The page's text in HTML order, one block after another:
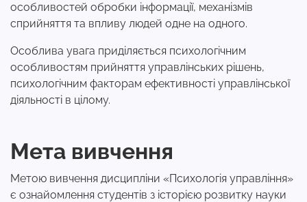
особливостей обробки інформації, механізмів
сприйняття та впливу людей одне на одного.
Особлива увага приділяється психологічним
особливостям прийняття управлінських рішень,
психологічним факторам ефективності управлінської
діяльності в цілому.
Мета вивчення
Метою вивчення дисципліни «Психологія управління»
є ознайомлення студентів з історією розвитку науки